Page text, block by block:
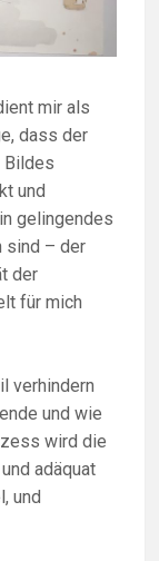
mir als
dass der
Bildes
und
gelingendes
sind – der
der
für mich
verhindern
und wie
wird die
adäquat
und